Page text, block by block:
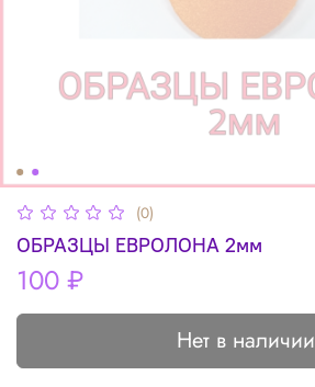
(0)
ОБРАЗЦЫ ЕВРОЛОНА 2мм
100 ₽
Нет в наличии